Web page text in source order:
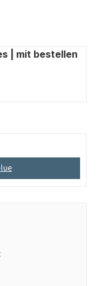
| mit bestellen